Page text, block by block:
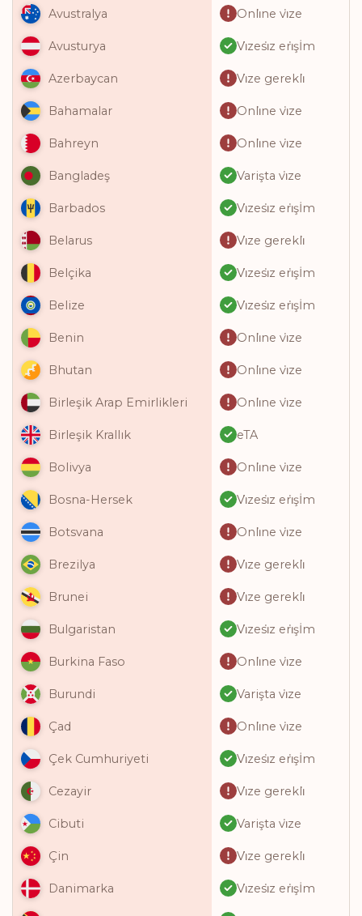
Avustralya Onli̇ne vi̇ze
Avusturya Vi̇zesi̇z eri̇şİm
Azerbaycan Vi̇ze gerekli̇
Bahamalar Onli̇ne vi̇ze
Bahreyn Onli̇ne vi̇ze
Bangladeş Varişta vi̇ze
Barbados Vi̇zesi̇z eri̇şİm
Belarus Vi̇ze gerekli̇
Belçika Vi̇zesi̇z eri̇şİm
Belize Vi̇zesi̇z eri̇şİm
Benin Onli̇ne vi̇ze
Bhutan Onli̇ne vi̇ze
Birleşik Arap Emirlikleri Onli̇ne vi̇ze
Birleşik Krallık eTA
Bolivya Onli̇ne vi̇ze
Bosna-Hersek Vi̇zesi̇z eri̇şİm
Botsvana Onli̇ne vi̇ze
Brezilya Vi̇ze gerekli̇
Brunei Vi̇ze gerekli̇
Bulgaristan Vi̇zesi̇z eri̇şİm
Burkina Faso Onli̇ne vi̇ze
Burundi Varişta vi̇ze
Çad Onli̇ne vi̇ze
Çek Cumhuriyeti Vi̇zesi̇z eri̇şİm
Cezayir Vi̇ze gerekli̇
Cibuti Varişta vi̇ze
Çin Vi̇ze gerekli̇
Danimarka Vi̇zesi̇z eri̇şİm